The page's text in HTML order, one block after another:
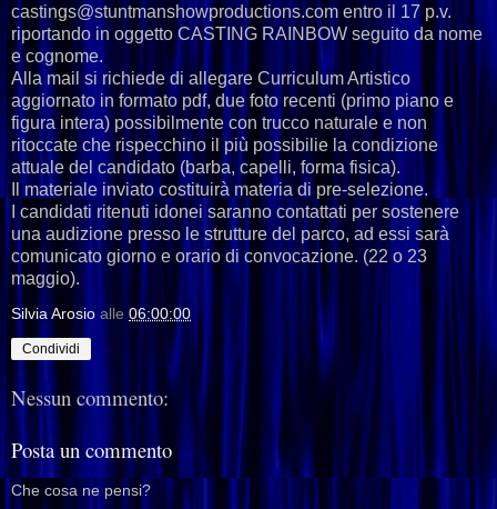
castings@stuntmanshowproductions.com entro il 17 p.v.
riportando in oggetto CASTING RAINBOW seguito da nome
e cognome.
Alla mail si richiede di allegare Curriculum Artistico
aggiornato in formato pdf, due foto recenti (primo piano e
figura intera) possibilmente con trucco naturale e non
ritoccate che rispecchino il più possibilie la condizione
attuale del candidato (barba, capelli, forma fisica).
Il materiale inviato costituirà materia di pre-selezione.
I candidati ritenuti idonei saranno contattati per sostenere
una audizione presso le strutture del parco, ad essi sarà
comunicato giorno e orario di convocazione. (22 o 23
maggio).
Silvia Arosio alle 06:00:00
Condividi
Nessun commento:
Posta un commento
Che cosa ne pensi?